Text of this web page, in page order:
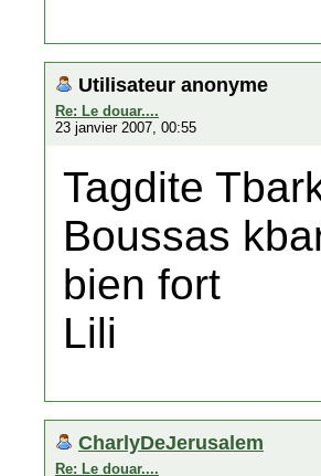
Utilisateur anonyme
Re: Le douar....
23 janvier 2007, 00:55
Tagdite
Boussas
bien fort
Lili
CharlyDeJerusalem
Re: Le douar....